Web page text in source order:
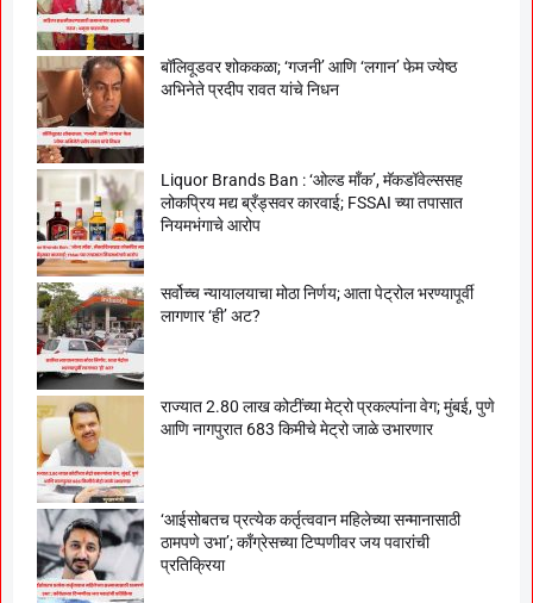
बॉलिवूडवर शोककळा; ‘गजनी’ आणि ‘लगान’ फेम ज्येष्ठ
अभिनेते प्रदीप रावत यांचे निधन
Liquor Brands Ban : ‘ओल्ड मॉंक’, मॅकडॉवेल्ससह
लोकप्रिय मद्य ब्रँड्सवर कारवाई; FSSAI च्या तपासात
नियमभंगाचे आरोप
सर्वोच्च न्यायालयाचा मोठा निर्णय; आता पेट्रोल भरण्यापूर्वी
लागणार ‘ही’ अट?
राज्यात 2.80 लाख कोटींच्या मेट्रो प्रकल्पांना वेग; मुंबई, पुणे
आणि नागपुरात 683 किमीचे मेट्रो जाळे उभारणार
‘आईसोबतच प्रत्येक कर्तृत्ववान महिलेच्या सन्मानासाठी
ठामपणे उभा’; काँग्रेसच्या टिप्पणीवर जय पवारांची
प्रतिक्रिया